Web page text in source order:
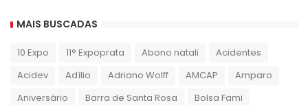
MAIS BUSCADAS
10 Expo 11° Expoprata Abono natali
Acidentes
Acidev
Adílio Adriano Wolff AMCAP
Amparo
Aniversário
Barra de Santa Rosa
Bolsa Fami